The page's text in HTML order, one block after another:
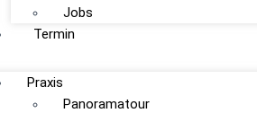
Jobs
Termin
Praxis
Panoramatour